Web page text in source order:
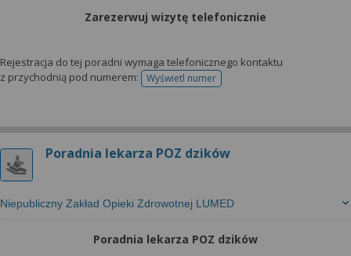
Zarezerwuj wizytę telefonicznie
Rejestracja do tej poradni wymaga telefonicznego kontaktu
z przychodnią pod numerem:
Wyświetl numertelefonu do rejestracji
Poradnia lekarza POZ dzików
Niepubliczny Zakład Opieki Zdrowotnej LUMED
Poradnia lekarza POZ dzików